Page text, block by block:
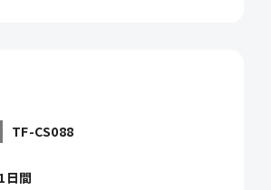
TF-CS088
1日間